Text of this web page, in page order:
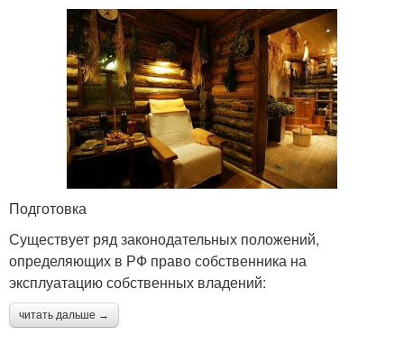
Подготовка
Существует ряд законодательных положений,
определяющих в РФ право собственника на
эксплуатацию собственных владений:
читать дальше →